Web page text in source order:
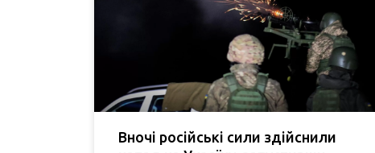
Вночі російські сили здійснили